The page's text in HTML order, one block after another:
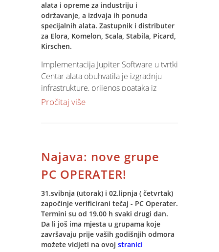
alata i opreme za industriju i
održavanje, a izdvaja ih ponuda
specijalnih alata. Zastupnik i distributer
za Elora, Komelon, Scala, Stabila, Picard,
Kirschen.
Implementacija Jupiter Software u tvrtki
Centar alata obuhvatila je izgradnju
infrastrukture, prijenos poataka iz
postojećih aplikacija, obuku korisnika,
Implementirani su ERP i CRM moduli, a
u narednoj fazi očekuje se i
implementacija BI modula.
Pročitaj više
Najava: nove grupe
PC OPERATER!
31.svibnja (utorak) i 02.lipnja ( četvrtak)
započinje verificirani tečaj - PC Operater.
Termini su od 19.00 h svaki drugi dan.
Da li još ima mjesta u grupama koje
završavaju prije vaših godišnjih odmora
možete vidjeti na ovoj stranici